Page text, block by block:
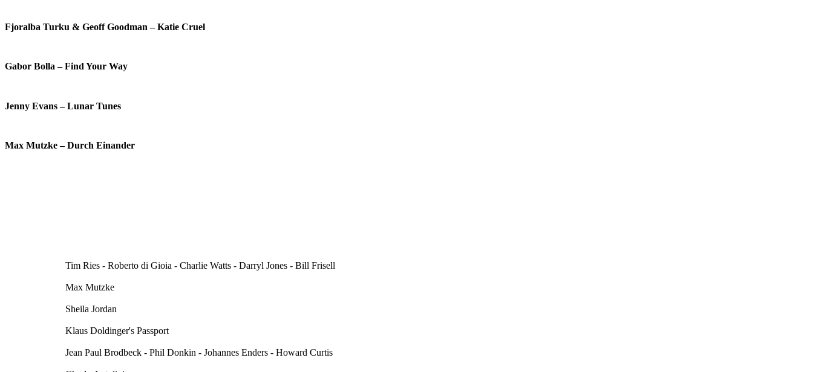
Fjoralba Turku & Geoff Goodman – Katie Cruel
Gabor Bolla – Find Your Way
Jenny Evans – Lunar Tunes
Max Mutzke – Durch Einander
Tim Ries - Roberto di Gioia - Charlie Watts - Darryl Jones - Bill Frisell
Max Mutzke
Sheila Jordan
Klaus Doldinger's Passport
Jean Paul Brodbeck - Phil Donkin - Johannes Enders - Howard Curtis